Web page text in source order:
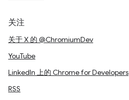
关注
关于 X 的 @ChromiumDev
YouTube
LinkedIn 上的 Chrome for Developers
RSS